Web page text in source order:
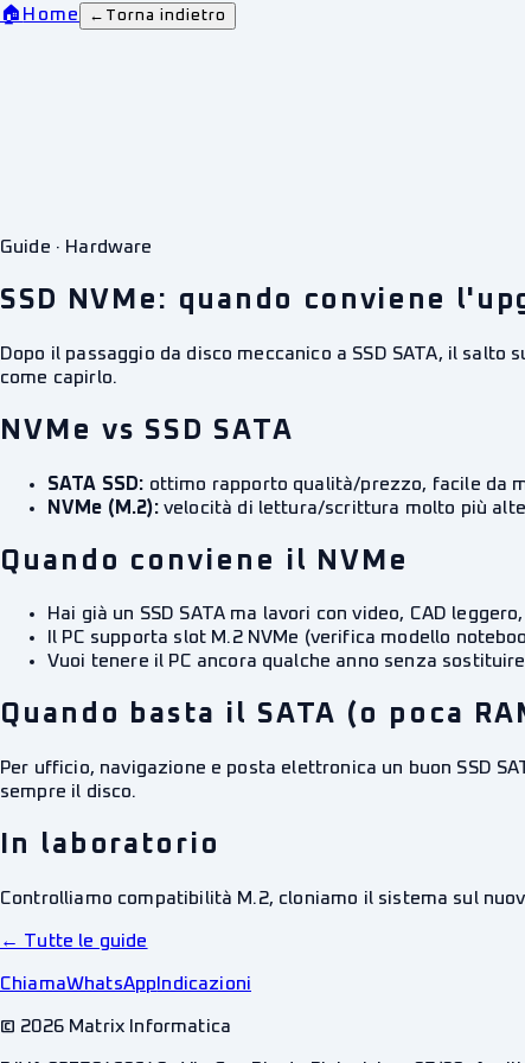
🏠 Home ← Torna indietro
Guide · Hardware
SSD NVMe: quando conviene
Dopo il passaggio da disco meccanico a SSD SATA, il salto
come capirlo.
NVMe vs SSD SATA
SATA SSD: ottimo rapporto qualità/prezzo, facile da
NVMe (M.2):velocità di lettura/scrittura molto più
Quando conviene il NVMe
Hai già un SSD SATA ma lavori con video, CAD
Il PC supporta slot M.2 NVMe (verifica modello
Vuoi tenere il PC ancora qualche anno senza
Quando basta il SATA (o poca
Per ufficio, navigazione e posta elettronica un buon SSD
sempre il disco.
In laboratorio
Controlliamo compatibilità M.2, cloniamo il sistema sul
← Tutte le guide
ChiamaWhatsApp Indicazioni
© 2026Matrix Informatica